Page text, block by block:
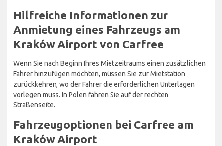
Hilfreiche Informationen zur
Anmietung eines Fahrzeugs am
Kraków Airport von Carfree
Wenn Sie nach Beginn Ihres Mietzeitraums einen zusätzlichen
Fahrer hinzufügen möchten, müssen Sie zur Mietstation
zurückkehren, wo der Fahrer die erforderlichen Unterlagen
vorlegen muss. In Polen fahren Sie auf der rechten
Straßenseite.
Fahrzeugoptionen bei Carfree am
Kraków Airport